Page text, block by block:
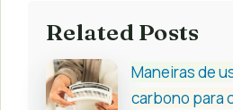
Related Posts
Maneiras de
carbono para